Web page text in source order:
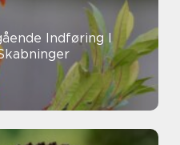
Indføring I